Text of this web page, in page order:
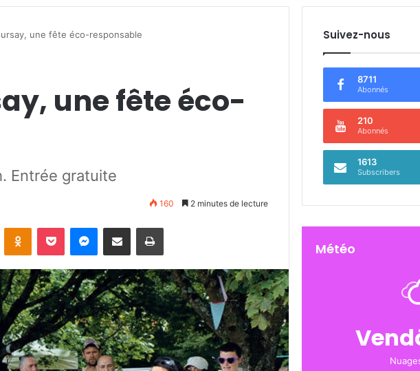
une fête éco-responsable
une fête éco-
Entrée gratuite
160 2 minutes de lecture
Suivez-nous
8711
Abonnés
210
Abonnés
1613
Subscribers
Météo